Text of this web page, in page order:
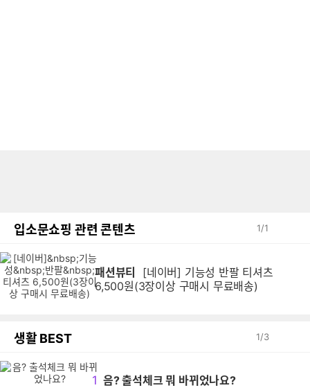
입소문쇼핑 관련 콘텐츠 1/1
패션뷰티
6,500원(3장이상 구매시 무료배송)
생활 BEST 1/3
1 음? 출석체크 뭐 바뀌었나요?